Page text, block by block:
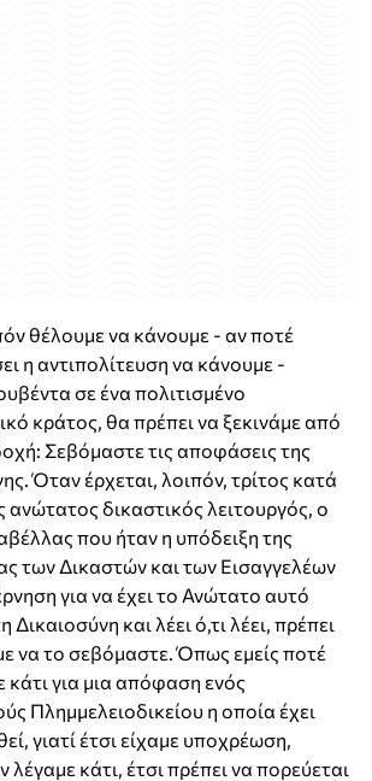
θέλουμε να κάνουμε - αν ποτέ
η αντιπολίτευση να κάνουμε -
σε ένα πολιτισμένο
κράτος, θα πρέπει να ξεκινάμε από
Σεβόμαστε τις αποφάσεις της
Όταν έρχεται, λοιπόν, τρίτος κατά
ανώτατος δικαστικός λειτουργός, ο
που ήταν η υπόδειξη της
των Δικαστών και των Εισαγγελέων
για να έχει το Ανώτατο αυτό
Δικαιοσύνη και λέει ό,τι λέει, πρέπει
να το σεβόμαστε. Όπως εμείς ποτέ
κάτι για μια απόφαση ενός
Πλημμελειοδικείου η οποία έχει
γιατί έτσι είχαμε υποχρέωση,
λέγαμε κάτι, έτσι πρέπει να πορεύεται